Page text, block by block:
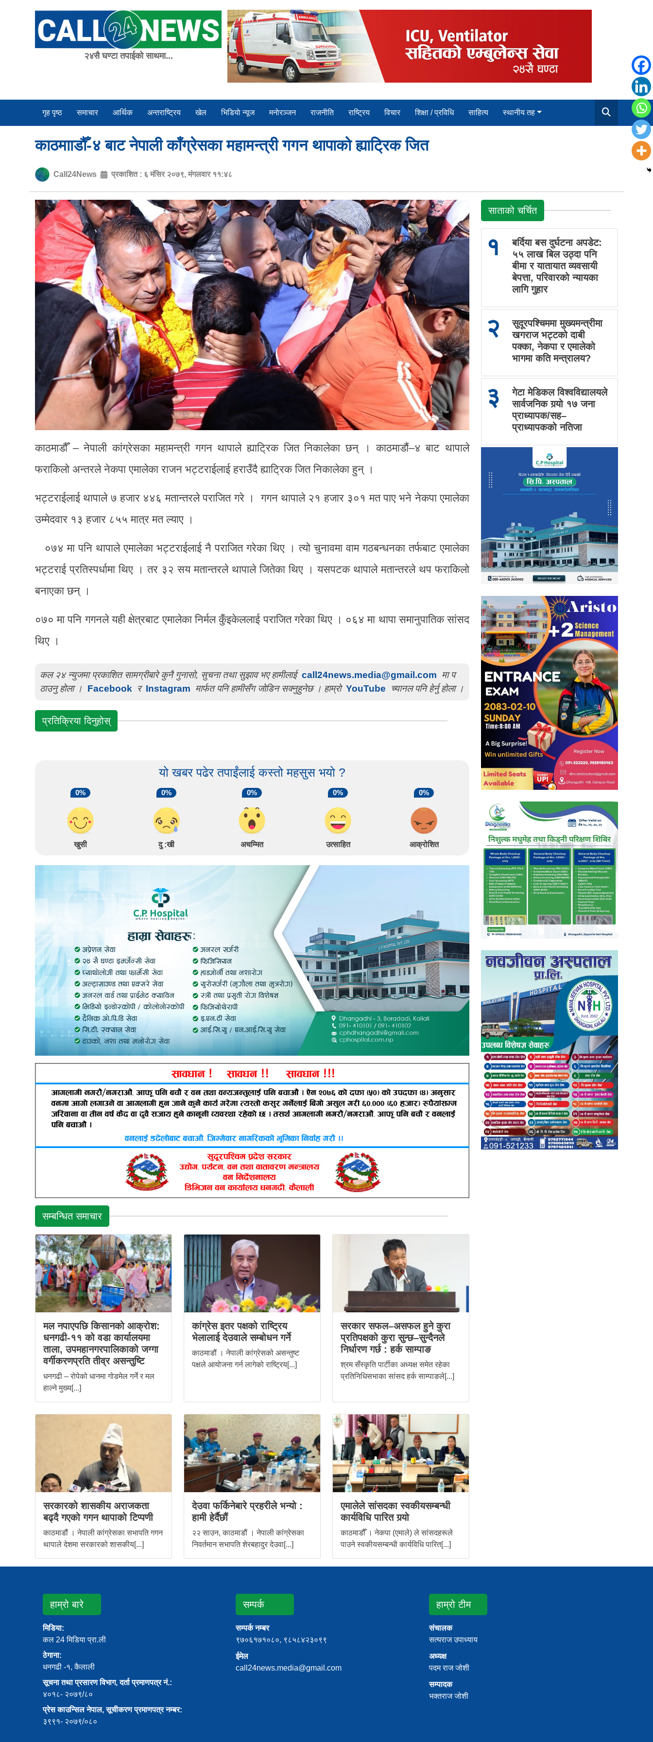
२४सै घण्टा तपाईको साथमा...
गृह पृष्ठ समाचार आर्थिक अन्तराष्ट्रिय खेल भिडियाे न्यूज मनाेरञ्जन राजनीति राष्ट्रिय विचार शिक्षा / प्रविधि साहित्य स्थानीय तह
काठमााडौँ-४ बाट नेपाली काँग्रेसका महामन्त्री गगन थापाको ह्याट्रिक जित
Call24News प्रकाशित : ६ मंसिर २०७९, मंगलवार ११:४८
काठमाडौँ – नेपाली कांग्रेसका महामन्त्री गगन थापाले ह्याट्रिक जित निकालेका छन् । काठमाडौं–४ बाट थापाले
फराकिलो अन्तरले नेकपा एमालेका राजन भट्टराईलाई हराउँदै ह्याट्रिक जित निकालेका हुन् ।
भट्टराईलाई थापाले ७ हजार ४४६ मतान्तरले पराजित गरे । गगन थापाले २१ हजार ३०१ मत पाए भने नेकपा एमालेका
उम्‍मेदवार १३ हजार ८५५ मात्र मत ल्याए ।
०७४ मा पनि थापाले एमालेका भट्टराईलाई नै पराजित गरेका थिए । त्यो चुनावमा वाम गठबन्धनका तर्फबाट एमालेका
भट्टराई प्रतिस्पर्धामा थिए । तर ३२ सय मतान्तरले थापाले जितेका थिए । यसपटक थापाले मतान्तरले थप फराकिलो
बनाएका छन् ।
०७० मा पनि गगनले यही क्षेत्रबाट एमालेका निर्मल कुँइकेललाई पराजित गरेका थिए । ०६४ मा थापा समानुपातिक सांसद
थिए ।
कल २४ न्युजमा प्रकाशित सामग्रीबारे कुनै गुनासो, सुचना तथा सुझाव भए हामीलाई call24news.media@gmail.com मा प
ठाउनु होला ।
Facebook र Instagram मार्फत पनि हामीसँग जोडिन सक्नुहुनेछ । हाम्रो YouTube च्यानल पनि हेर्नु होला ।
प्रतिक्रिया दिनुहोस्
यो खबर पढेर तपाईंलाई कस्तो महसुस भयो ?
0%
खुसी
0%
दु :खी
0%
अचम्मित
0%
उत्साहित
0%
आक्रोशित
सम्बन्धित समाचार
मल नपाएपछि किसानको आक्रोश:
धनगढी-११ को वडा कार्यालयमा
ताला, उपमहानगरपालिकाको जग्गा
वर्गीकरणप्रति तीव्र असन्तुष्टि
धनगढी – रोपेको धानमा गोडमेल गर्ने र मल
हाल्ने मुख्य[...]
कांग्रेस इतर पक्षको राष्ट्रिय
भेलालाई देउवाले सम्बोधन गर्ने
काठमाडौं । नेपाली कांग्रेसको असन्तुष्ट
पक्षले आयोजना गर्न लागेको राष्ट्रिय[...]
सरकार सफल–असफल हुने कुरा
प्रतिपक्षको कुरा सुन्छ–सुन्दैनले
निर्धारण गर्छ : हर्क साम्पाङ
श्रम सँस्कृति पार्टीका अध्यक्ष समेत रहेका
प्रतिनिधिसभाका सांसद हर्क साम्पाङले[...]
सरकारको शासकीय अराजकता
बढ्दै गएको गगन थापाको टिप्पणी
काठमाडौं । नेपाली कांग्रेसका सभापति गगन
थापाले देशमा सरकारको शासकीय[...]
देउवा फर्किनेबारे प्रहरीले भन्यो :
हामी हेर्दैछौं
२२ साउन, काठमाडौं । नेपाली कांग्रेसका
निवर्तमान सभापति शेरबहादुर देउवा[...]
एमालेले सांसदका स्वकीयसम्बन्धी
कार्यविधि पारित गर्‍यो
काठमाडौँ । नेकपा (एमाले) ले सांसदहरूले
पाउने स्वकीयसम्बन्धी कार्यविधि पारित[...]
साताको चर्चित
१
बर्दिया बस दुर्घटना अपडेट:
५५ लाख बिल उठ्दा पनि
बीमा र यातायात व्यवसायी
बेपत्ता, परिवारको न्यायका
लागि गुहार
२
सुदूरपश्चिममा मुख्यमन्त्रीमा
खगराज भट्टको दाबी
पक्का, नेकपा र एमालेको
भागमा कति मन्त्रालय?
३
गेटा मेडिकल विश्वविद्यालयले
सार्वजनिक गर्‍यो १७ जना
प्राध्यापक/सह–
प्राध्यापकको नतिजा
हाम्रो बारे
मिडिया:
कल 24 मिडिया प्रा.ली
ठेगाना:
धनगढी -१, कैलाली
सूचना तथा प्रसारण विभाग, दर्ता प्रमाणपत्र नं.:
४०१८- २०७९/८०
प्रेस काउन्सिल नेपाल, सूचीकरण प्रमाणपत्र नम्बर:
३९९१- २०७९/०८०
सम्पर्क
सम्पर्क नम्बर
९७०६१७१०८०, ९८५८४२३०९९
ईमेल
call24news.media@gmail.com
हाम्रो टीम
संचालक
सत्यराज उपाध्याय
अध्यक्ष
पदम राज जोशी
सम्पादक
भक्तराज जोशी